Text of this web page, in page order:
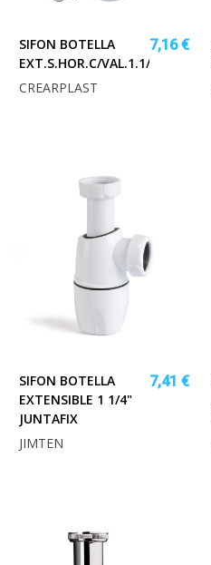
SIFON BOTELLA
EXT.S.HOR.C/VAL.1.1/2*40MM
7,16 €
CREARPLAST
SIFON BOTELLA
EXTENSIBLE 1 1/4"
JUNTAFIX
7,41 €
JIMTEN